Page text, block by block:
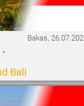
Bakas,
•
Bali